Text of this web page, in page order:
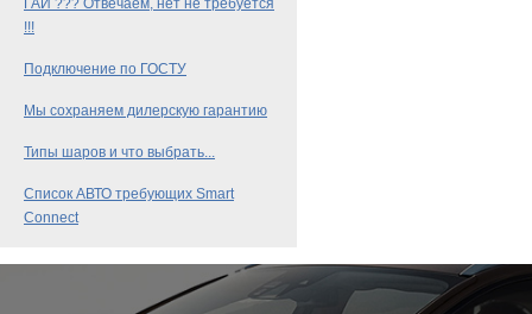
ГАИ ??? Отвечаем, нет не требуется
!!!
Подключение по ГОСТУ
Мы сохраняем дилерскую гарантию
Типы шаров и что выбрать...
Список АВТО требующих Smart
Connect